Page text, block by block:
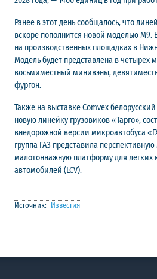
Ранее в этот день сообщалось, что
вскоре пополнится новой моделью M9.
на производственных площадках в
Модель будет представлена в
восьмиместный минивэны,
фургон.
Также на выставке Comvex
новую линейку грузовиков «Тарго»,
внедорожной версии микроавтобуса
группа ГАЗ представила
малотоннажную платформу для легких
автомобилей (LCV).
Источник: Известия